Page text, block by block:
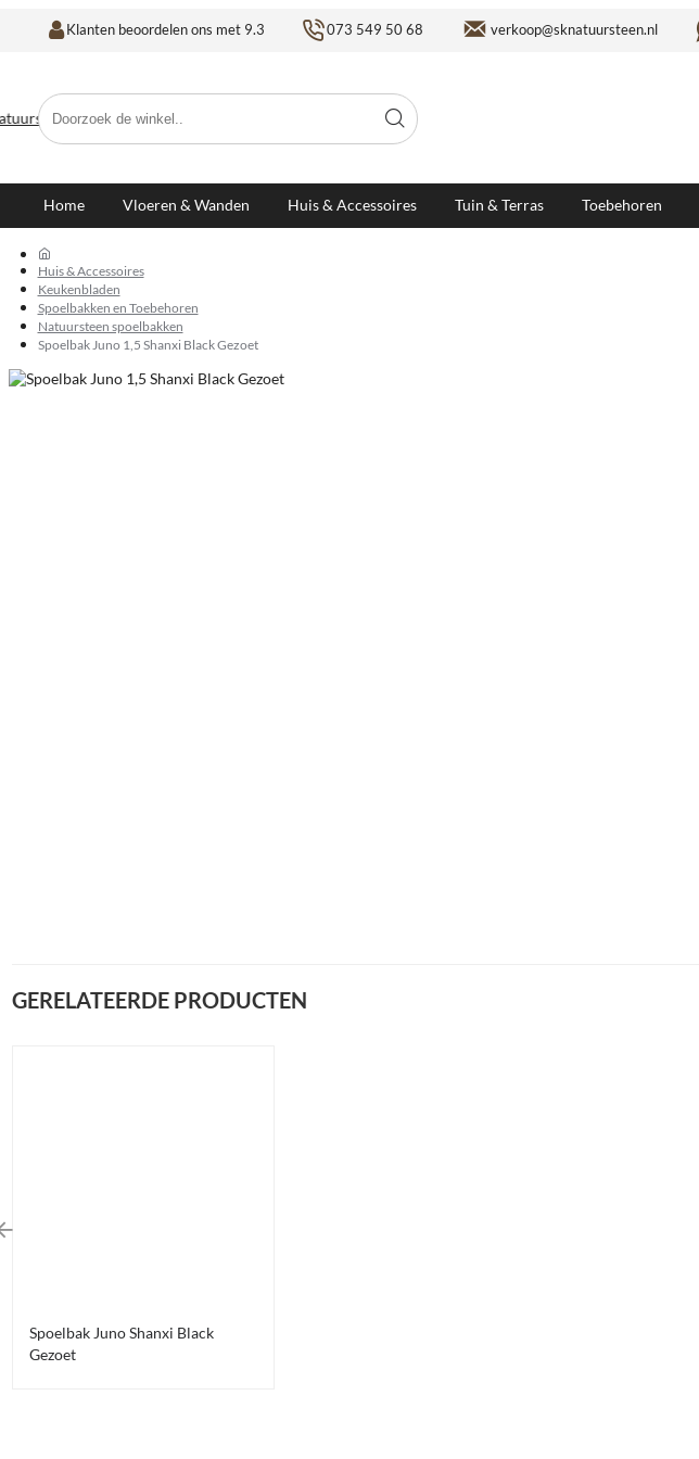
Klanten beoordelen ons met 9.3 073 549 50 68 verkoop@sknatuursteen.nl
Doorzoek
de
Home Vloeren & Wanden Huis & Accessoires Tuin & Terras Toebehoren
h
o
m
e
Huis & Accessoires
Keukenbladen
Spoelbakken en Toebehoren
Natuursteen spoelbakken
Spoelbak Juno 1,5 Shanxi Black Gezoet
GERELATEERDE PRODUCTEN
Spoelbak Juno Shanxi Black
Gezoet